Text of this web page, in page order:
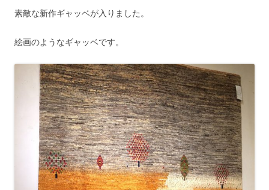
素敵な新作ギャッベが入りました。
絵画のようなギャッベです。